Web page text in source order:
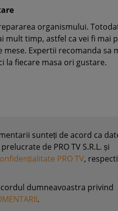
organismului.
mult timp, astfel ca vei fi mai
Expertii recomanda sa
la fiecare masa ori gustare.
sunteți de acord ca
de PRO TV S.R.L. și
PRO TV,
dumneavoastra privind
.